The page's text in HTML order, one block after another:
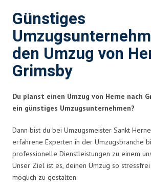
Günstiges
den Umzug von
Grimsby
Du planst einen Umzug von Herne nach
ein günstiges Umzugsunternehmen?
Dann bist du bei Umzugsmeister Sankt
erfahrene Experten in der Umzugsbranche
professionelle Dienstleistungen zu einem
Unser Ziel ist es, deinen Umzug so
möglich zu gestalten.